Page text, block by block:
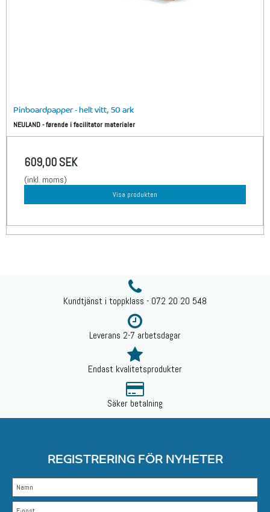
Pinboardpapper - helt vitt, 50 ark
NEULAND - førende i facilitator materialer
609,00 SEK
(inkl. moms)
Visa produkten
Kundtjänst i toppklass - 072 20 20 548
Leverans 2-7 arbetsdagar
Endast kvalitetsprodukter
Säker betalning
REGISTRERING FÖR NYHETER